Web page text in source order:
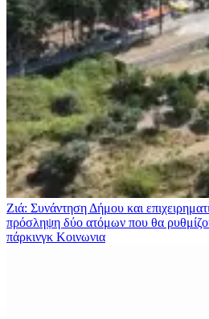
Ζιά: Συνάντηση Δήμου και
πρόσληψη δύο ατόμων που θα
πάρκινγκ Κοινωνια